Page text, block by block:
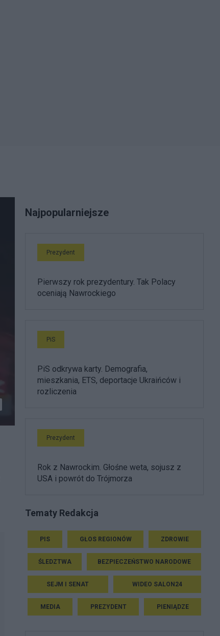
Najpopularniejsze
Prezydent
Pierwszy rok prezydentury. Tak Polacy
oceniają Nawrockiego
PiS
PiS odkrywa karty. Demografia,
mieszkania, ETS, deportacje Ukraińców i
rozliczenia
Prezydent
Rok z Nawrockim. Głośne weta, sojusz z
USA i powrót do Trójmorza
Tematy Redakcja
PIS GŁOS REGIONÓW ZDROWIE
ŚLEDZTWA BEZPIECZEŃSTWO NARODOWE
SEJM I SENAT WIDEO SALON24
MEDIA PREZYDENT PIENIĄDZE